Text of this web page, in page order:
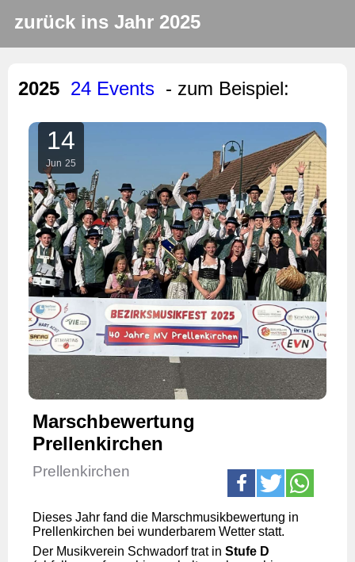
zurück ins Jahr 2025
2025 24 Events - zum Beispiel:
14
Jun 25
Marschbewertung
Prellenkirchen
Prellenkirchen
Dieses Jahr fand die Marschmusikbewertung in
Prellenkirchen bei wunderbarem Wetter statt.
Der Musikverein Schwadorf trat in Stufe D